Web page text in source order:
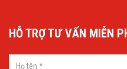
HỖ TRỢ TƯ VẤN MIỄN